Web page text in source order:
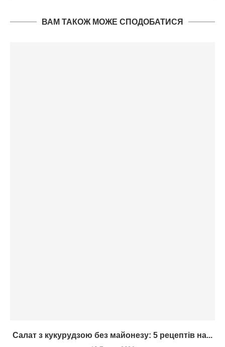
ВАМ ТАКОЖ МОЖЕ СПОДОБАТИСЯ
Салат з кукурудзою без майонезу: 5 рецептів на...